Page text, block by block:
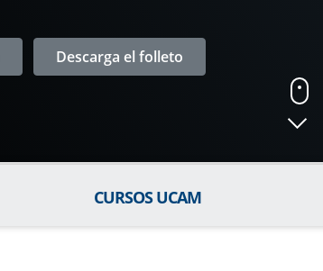
Descarga el folleto
CURSOS UCAM